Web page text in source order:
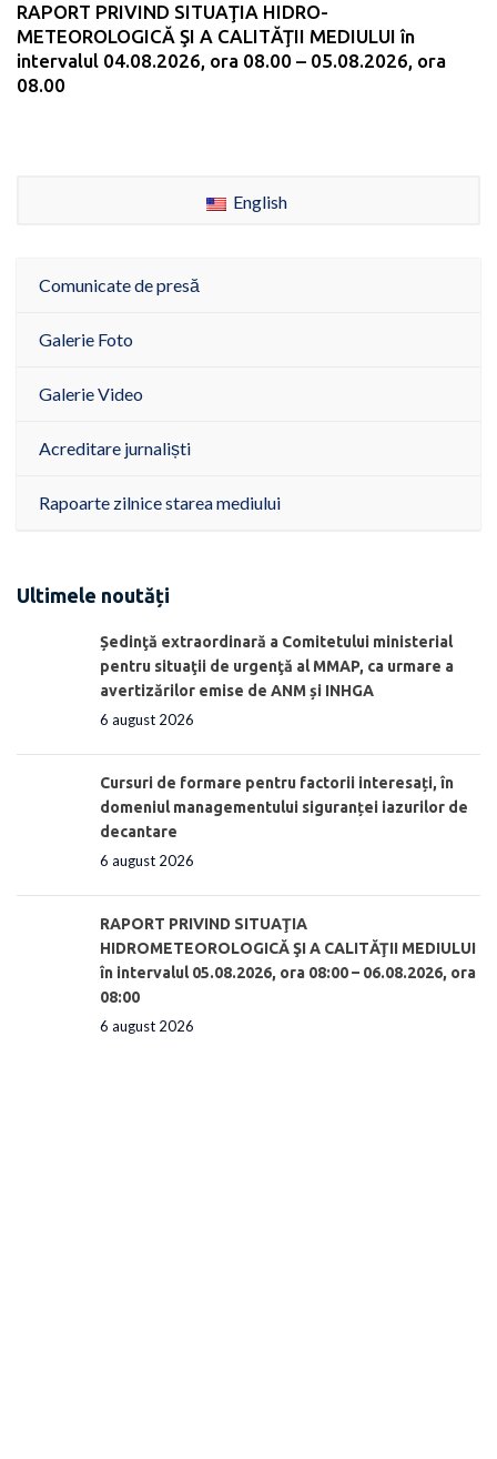
RAPORT PRIVIND SITUAŢIA HIDRO-
METEOROLOGICĂ ŞI A CALITĂŢII MEDIULUI în
intervalul 04.08.2026, ora 08.00 – 05.08.2026, ora
08.00
English
Comunicate de presă
Galerie Foto
Galerie Video
Acreditare jurnaliști
Rapoarte zilnice starea mediului
Ultimele noutăți
Ședinţă extraordinară a Comitetului ministerial
pentru situaţii de urgenţă al MMAP, ca urmare a
avertizărilor emise de ANM și INHGA
6 august 2026
Cursuri de formare pentru factorii interesați, în
domeniul managementului siguranței iazurilor de
decantare
6 august 2026
RAPORT PRIVIND SITUAŢIA
HIDROMETEOROLOGICĂ ŞI A CALITĂŢII MEDIULUI
în intervalul 05.08.2026, ora 08:00 – 06.08.2026, ora
08:00
6 august 2026